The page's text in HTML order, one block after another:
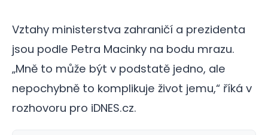
Vztahy ministerstva zahraničí a prezidenta
jsou podle Petra Macinky na bodu mrazu.
„Mně to může být v podstatě jedno, ale
nepochybně to komplikuje život jemu,“ říká v
rozhovoru pro iDNES.cz.